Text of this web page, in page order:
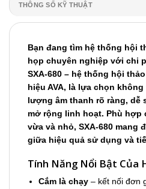
THÔNG SỐ KỸ THUẬT
Bạn đang tìm hệ thống hội
họp chuyên nghiệp với chi
SXA-680 – hệ thống hội
hiệu AVA, là lựa chọn
lượng âm thanh rõ ràng, dễ
mở rộng linh hoạt. Phù hợp
vừa và nhỏ, SXA-680 mang
giữa hiệu quả sử dụng và
Tính Năng Nổi Bật Của
Cắm là chạy – kết nối đơn